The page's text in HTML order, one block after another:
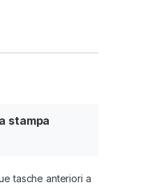
stampa
tasche anteriori a